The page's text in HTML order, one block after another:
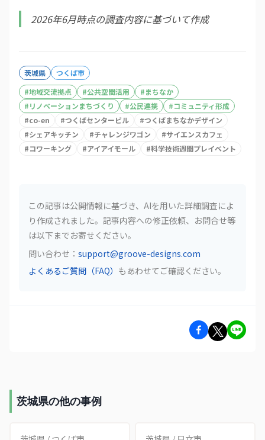
2026年6月時点の調査内容に基づいて作成
茨城県
つくば市
#地域交流拠点 #公共空間活用 #まちなか
#リノベーションまちづくり #公民連携 #コミュニティ形成
#co-en #つくばセンタービル #つくばまちなかデザイン
#シェアキッチン #チャレンジワゴン #サイエンスカフェ
#コワーキング #アイアイモール #科学技術週間プレイベント
この記事は公開情報に基づき、AIを用いた詳細調査によ
り作成されました。記事内容への修正依頼、お問合せ等
は以下までお寄せください。
問い合わせ： support@groove-designs.com
よくあるご質問（FAQ） もあわせてご確認ください。
茨城県の他の事例